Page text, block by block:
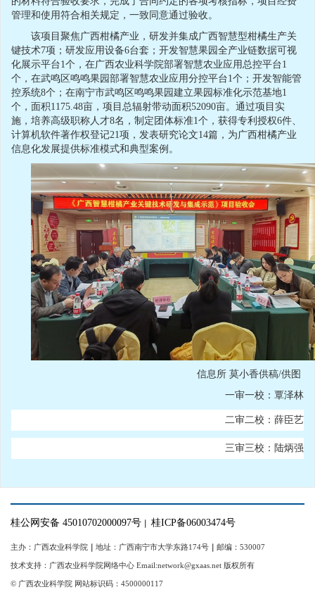
管理和使用符合相关规定，一致同意通过验收。
该项目聚焦广西柑橘产业，研发并集成广西智慧型柑橘生产关
键技术7项；研发应用设备6台套；开发智慧果园全产业链数据可视
化展示平台1个，在广西农业科学院部署智慧农业应用总控平台1
个，在武鸣区鸣鸣果园部署智慧农业应用分控平台1个；开发智能管
控系统8个；在南宁市武鸣区鸣鸣果园建立果园标准化示范基地1
个，面积1175.48亩，项目总辐射带动面积52090亩。通过项目实
施，培养高级职称人才8名，制定团体标准1个，获得专利授权6件、
计算机软件著作权登记21项，发表研究论文14篇，为广西柑橘产业
信息化发展提供标准模式和典型案例。
信息所 莫小香供稿/供图
一审一校：覃泽林
二审二校：薛臣艺
三审三校：陆炳强
桂公网安备 45010702000097号 ｜ 桂ICP备06003474号
主办：广西农业科学院 ｜ 地址：广西南宁市大学东路174号 ｜ 邮编：530007
技术支持：广西农业科学院网络中心 Email:network@gxaas.net 版权所有
© 广西农业科学院 网站标识码：4500000117